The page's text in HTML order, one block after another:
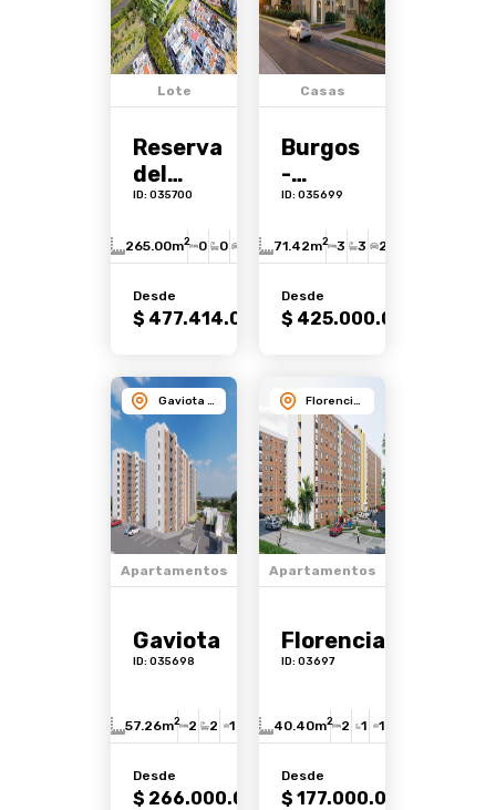
Lote
Reserva
del
Mirador
ID: 035700
265.00m2 0 0
Desde
$ 477.414.000 Ver
Casas
Burgos
-
Reserva
Castilla
ID: 035699
71.42m2 3 3 2
Desde
$ 425.000.000
Apartamentos
Gaviota
ID: 035698
57.26m2 2 2 1
Desde
$ 266.000.000 Ver
Apartamentos
Florencia
ID: 03697
40.40m2 2 1 1
Desde
$ 177.000.000